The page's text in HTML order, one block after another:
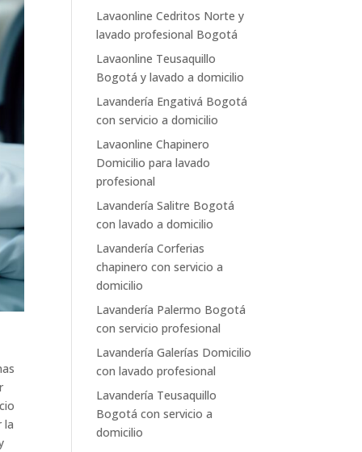
la
Lavaonline Cedritos Norte y
lavado profesional Bogotá
Lavaonline Teusaquillo
Bogotá y lavado a domicilio
Lavandería Engativá Bogotá
con servicio a domicilio
Lavaonline Chapinero
Domicilio para lavado
profesional
Lavandería Salitre Bogotá
con lavado a domicilio
Lavandería Corferias
chapinero con servicio a
domicilio
Lavandería Palermo Bogotá
con servicio profesional
Lavandería Galerías Domicilio
con lavado profesional
Lavandería Teusaquillo
Bogotá con servicio a
domicilio